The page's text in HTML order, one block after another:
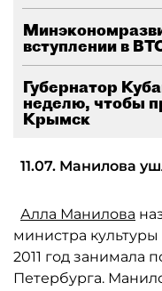
вступлении в
Губернатор
неделю, чтобы
Крымск
11.07. Манилова
Алла Манилова
министра
2011 год занимала
Петербурга.